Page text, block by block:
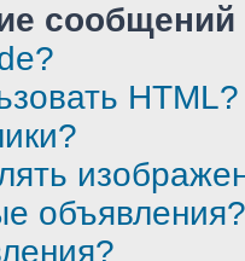
HTML?
объявления?